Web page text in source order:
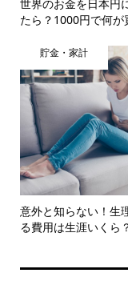
世界のお金を日本円
たら？1000円で何が
貯金・家計
意外と知らない！生
る費用は生涯いくら